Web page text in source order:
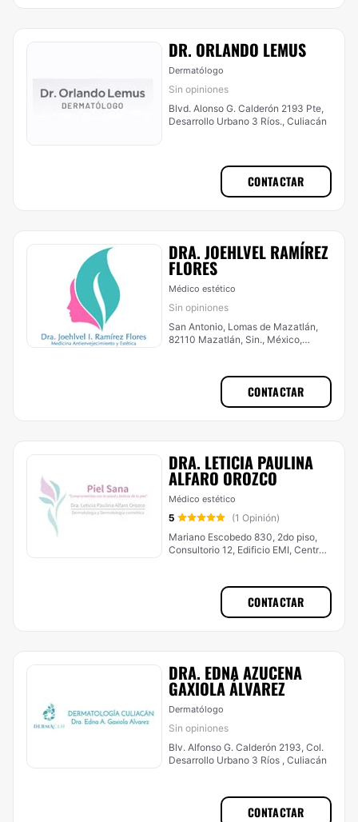
DR. ORLANDO LEMUS
Dermatólogo
Sin opiniones
Blvd. Alonso G. Calderón 2193 Pte,
Desarrollo Urbano 3 Ríos., Culiacán
CONTACTAR
DRA. JOEHLVEL RAMÍREZ
FLORES
Médico estético
Sin opiniones
San Antonio, Lomas de Mazatlán,
82110 Mazatlán, Sin., México,
CONTACTAR
DRA. LETICIA PAULINA
ALFARO OROZCO
Médico estético
5
(1 Opinión)
Mariano Escobedo 830, 2do piso,
Consultorio 12, Edificio EMI, Centro,
CONTACTAR
DRA. EDNA AZUCENA
GAXIOLA ÁLVAREZ
Dermatólogo
Sin opiniones
Blv. Alfonso G. Calderón 2193, Col.
Desarrollo Urbano 3 Ríos , Culiacán
CONTACTAR